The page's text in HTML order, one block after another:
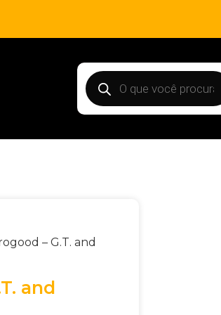
– G.T. and
and